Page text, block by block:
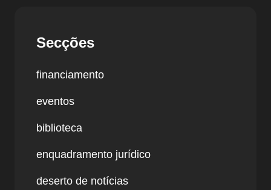
Secções
financiamento
eventos
biblioteca
enquadramento jurídico
deserto de notícias